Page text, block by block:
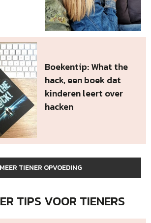
MEER TIENER OPVOEDING
Boekentip: What the
hack, een boek dat
kinderen leert over
hacken
TIPS VOOR TIENERS